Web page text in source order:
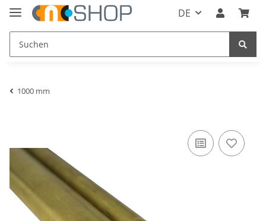
DE
1000 mm